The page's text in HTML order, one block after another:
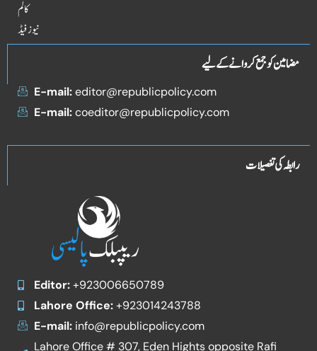
کالم
نیوز فیڈ
مضامین کو جمع کروانے کے لیے
E-mail:editor@republicpolicy.com
E-mail:coeditor@republicpolicy.com
رابطہ کی تفصیلات
Editor:+923006650789
Lahore Office:+923014243788
E-mail:info@republicpolicy.com
Lahore Office # 307, Eden Hights opposite Rafi